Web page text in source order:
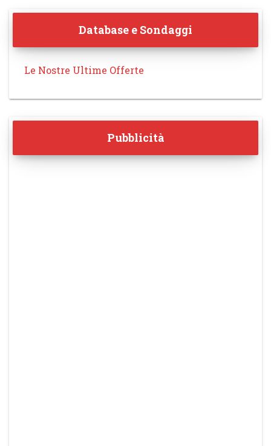
Database e Sondaggi
Le Nostre Ultime Offerte
Pubblicità